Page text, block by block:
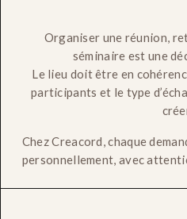
Organiser une réunion,
séminaire est une
Le lieu doit être en
participants et le type
Chez Creacord, chaque
personnellement, avec